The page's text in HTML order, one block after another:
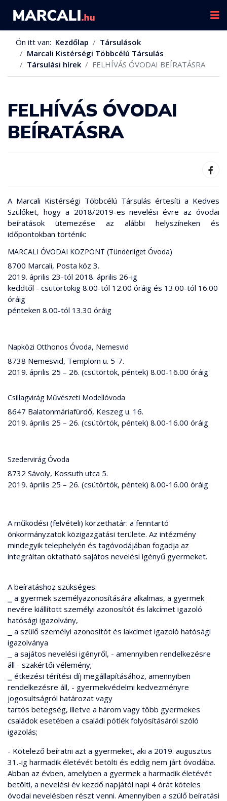
Ön itt van: Kezdőlap
Társulások
Marcali Kistérségi Többcélú Társulás
Társulási hírek
FELHÍVÁS ÓVODAI BEÍRATÁSRA
FELHÍVÁS ÓVODAI
BEÍRATÁSRA
A Marcali Kistérségi Többcélú Társulás értesíti a Kedves
Szülőket, hogy a 2018/2019-es nevelési évre az óvodai
beíratások ütemezése az alábbi helyszíneken és
időpontokban történik:
MARCALI ÓVODAI KÖZPONT (Tündérliget Óvoda)
8700 Marcali, Posta köz 3.
2019. április 23-tól 2018. április 26-ig
keddtől - csütörtökig 8.00-tól 12.00 óráig és 13.00-tól 16.00
óráig
pénteken 8.00-tól 13.30 óráig
Napközi Otthonos Óvoda, Nemesvid
8738 Nemesvid, Templom u. 5-7.
2019. április 25 – 26. (csütörtök, péntek) 8.00-16.00 óráig
Csillagvirág Művészeti Modellóvoda
8647 Balatonmáriafürdő, Keszeg u. 16.
2019. április 25 – 26. (csütörtök, péntek) 8.00-16.00 óráig
Szedervirág Óvoda
8732 Sávoly, Kossuth utca 5.
2019. április 25 – 26. (csütörtök, péntek) 8.00-16.00 óráig
A működési (felvételi) körzethatár: a fenntartó
önkormányzatok közigazgatási területe. Az intézmény
mindegyik telephelyén és tagóvodájában fogadja az
integráltan oktatható sajátos nevelési igényű gyermeket.
A beíratáshoz szükséges:
⎯ a gyermek személyazonosítására alkalmas, a gyermek
nevére kiállított személyi azonosítót és lakcímet igazoló
hatósági igazolvány,
⎯ a szülő személyi azonosítót és lakcímet igazoló hatósági
igazolványa
⎯ a sajátos nevelési igényről, - amennyiben rendelkezésre
áll - szakértői vélemény;
⎯ étkezési térítési díj megállapításához, amennyiben
rendelkezésre áll, - gyermekvédelmi kedvezményre
jogosultságról határozat vagy
tartós betegség, illetve a három vagy több gyermekes
családok esetében a családi pótlék folyósításáról szóló
igazolás;
- Kötelező beíratni azt a gyermeket, aki a 2019. augusztus
31.-ig harmadik életévét betölti és eddig nem járt óvodába.
Abban az évben, amelyben a gyermek a harmadik életévét
betölti, a nevelési év kezdő napjától napi 4 órát köteles
óvodai nevelésben részt venni. Amennyiben a szülő beíratási